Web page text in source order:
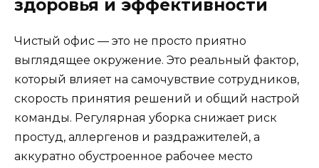
здоровья и эффективности
Чистый офис — это не просто приятно
выглядящее окружение. Это реальный фактор,
который влияет на самочувствие сотрудников,
скорость принятия решений и общий настрой
команды. Регулярная уборка снижает риск
простуд, аллергенов и раздражителей, а
аккуратно обустроенное рабочее место